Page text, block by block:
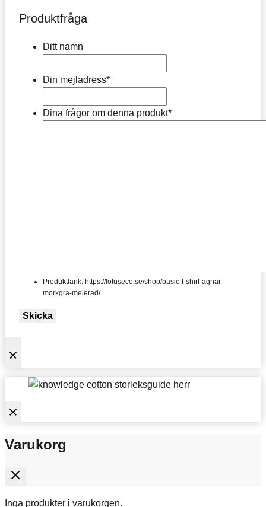
Produktfråga
Ditt namn
Din mejladress*
Dina frågor om denna produkt*
Produktlänk: https://lotuseco.se/shop/basic-t-shirt-agnar-
morkgra-melerad/
Skicka
Varukorg
Inga produkter i varukorgen.